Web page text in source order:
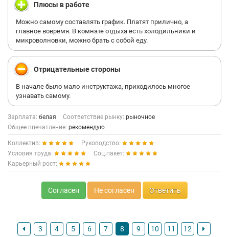
Плюсы в работе
Можно самому составлять график. Платят прилично, а
главное вовремя. В комнате отдыха есть холодильники и
микроволновки, можно брать с собой еду.
Отрицательные стороны
В начале было мало инструктажа, приходилось многое
узнавать самому.
Зарплата: белая Соответствие рынку: рыночное
Общее впечатление: рекомендую
Коллектив:
Руководство:
Условия труда:
Соц.пакет:
Карьерный рост:
Согласен Не согласен Ответить
3 4 5 6 7 8 9 10 11 12